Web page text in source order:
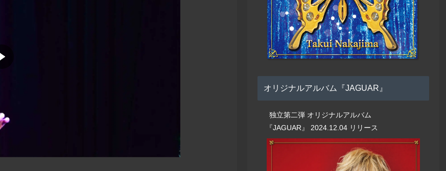
オリジナルアルバム『JAGUAR』
独立第二弾 オリジナルアルバム
『JAGUAR』 2024.12.04 リリース